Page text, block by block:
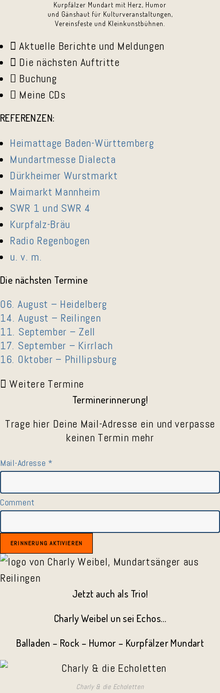
Kurpfälzer Mundart mit Herz, Humor
und Gänshaut für Kulturveranstaltungen,
Vereinsfeste und Kleinkunstbühnen.
Aktuelle Berichte und Meldungen
Die nächsten Auftritte
Buchung
Meine CDs
REFERENZEN:
Heimattage Baden-Württemberg
Mundartmesse Dialecta
Dürkheimer Wurstmarkt
Maimarkt Mannheim
SWR 1 und SWR 4
Kurpfalz-Bräu
Radio Regenbogen
u. v. m.
Die nächsten Termine
06. August – Heidelberg
14. August – Reilingen
11. September – Zell
17. September – Kirrlach
16. Oktober – Phillipsburg
Weitere Termine
Terminerinnerung!
Trage hier Deine Mail-Adresse ein und verpasse
keinen Termin mehr
Mail-Adresse *
Comment
ERINNERUNG AKTIVIEREN
Jetzt auch als Trio!
Charly Weibel un sei Echos…
Balladen – Rock – Humor – Kurpfälzer Mundart
Charly & die Echoletten